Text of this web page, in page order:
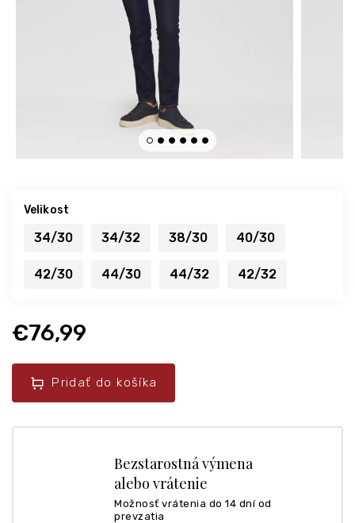
€76,99
Pridať do košíka
Velikost
34/30 34/32 38/30 40/30
42/30 44/30 44/32 42/32
Bezstarostná výmena
alebo vrátenie
Možnosť vrátenia do 14 dní od
prevzatia